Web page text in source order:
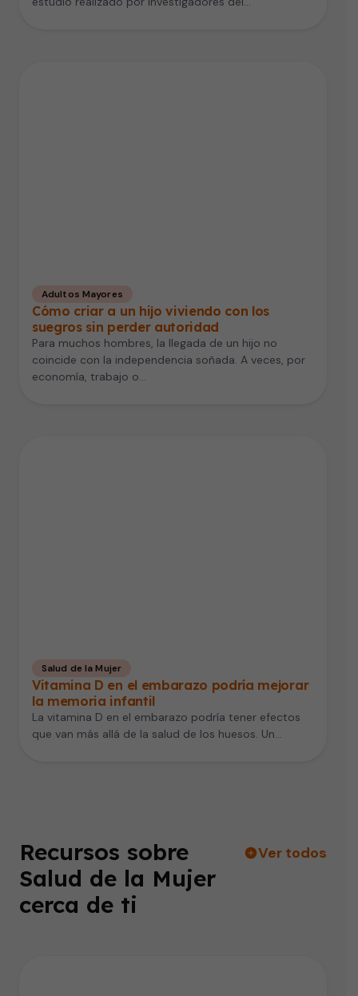
Adultos Mayores
Cómo criar a un hijo viviendo con los
suegros sin perder autoridad
Para muchos hombres, la llegada de un hijo no
coincide con la independencia soñada. A veces, por
economía, trabajo o…
Salud de la Mujer
Vitamina D en el embarazo podría mejorar
la memoria infantil
La vitamina D en el embarazo podría tener efectos
que van más allá de la salud de los huesos. Un…
Recursos sobre
Salud de la Mujer
cerca de ti
Ver todos